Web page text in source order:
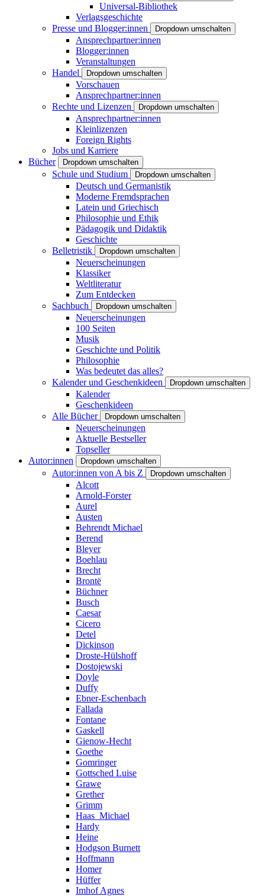
Universal-Bibliothek
Verlagsgeschichte
Presse und Blogger:innen
Dropdown umschalten
Ansprechpartner:innen
Blogger:innen
Veranstaltungen
Handel
Dropdown umschalten
Vorschauen
Ansprechpartner:innen
Rechte und Lizenzen
Dropdown umschalten
Ansprechpartner:innen
Kleinlizenzen
Foreign Rights
Jobs und Karriere
Bücher
Dropdown umschalten
Schule und Studium Dropdown umschalten
Deutsch und Germanistik
Moderne Fremdsprachen
Latein und Griechisch
Philosophie und Ethik
Pädagogik und Didaktik
Geschichte
Belletristik
Dropdown umschalten
Neuerscheinungen
Klassiker
Weltliteratur
Zum Entdecken
Sachbuch
Dropdown umschalten
Neuerscheinungen
100 Seiten
Musik
Geschichte und Politik
Philosophie
Was bedeutet das alles?
Kalender und Geschenkideen
Dropdown umschalten
Kalender
Geschenkideen
Alle Bücher
Dropdown umschalten
Neuerscheinungen
Aktuelle Bestseller
Topseller
Autor:innen
Dropdown umschalten
Autor:innen von A bis Z Dropdown umschalten
Alcott
Arnold-Forster
Aurel
Austen
Behrendt Michael
Berend
Bleyer
Boehlau
Brecht
Brontë
Büchner
Busch
Caesar
Cicero
Detel
Dickinson
Droste-Hülshoff
Dostojewski
Doyle
Duffy
Ebner-Eschenbach
Fallada
Fontane
Gaskell
Gienow-Hecht
Goethe
Gomringer
Gottsched Luise
Grawe
Grether
Grimm
Haas_Michael
Hardy
Heine
Hodgson Burnett
Hoffmann
Homer
Hüffer
Imhof Agnes